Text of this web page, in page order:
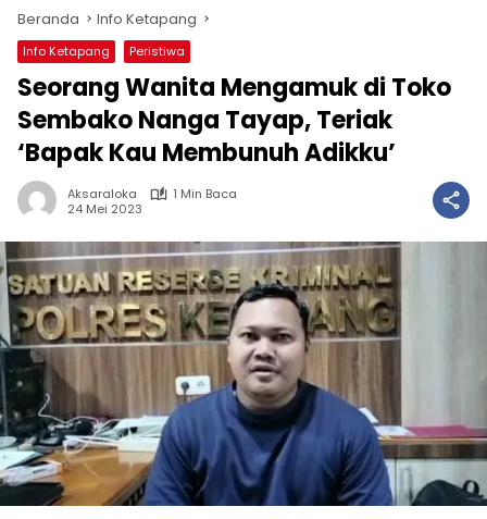
Beranda Info Ketapang
Info Ketapang Peristiwa
Seorang Wanita Mengamuk di Toko
Sembako Nanga Tayap, Teriak
‘Bapak Kau Membunuh Adikku’
Aksaraloka
1 Min Baca
24 Mei 2023